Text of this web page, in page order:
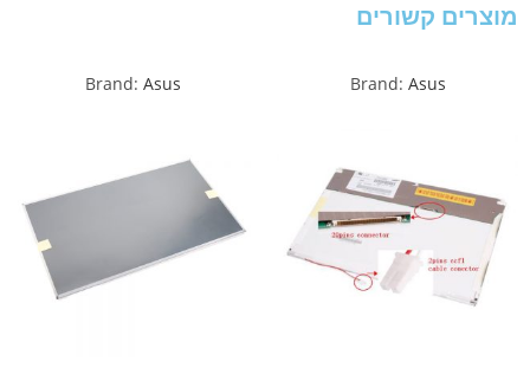
מוצרים קשורים
Brand: Asus
Brand: Asus